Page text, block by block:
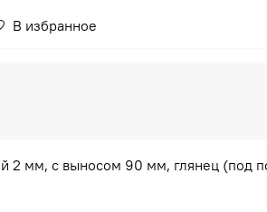
В избранное
2 мм, с выносом 90 мм, глянец (под